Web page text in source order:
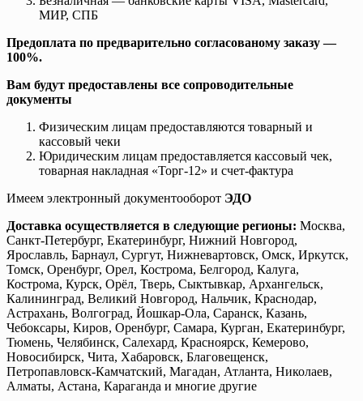
МИР, СПБ
Предоплата по предварительно согласованому заказу —
100%.
Вам будут предоставлены все сопроводительные
документы
Физическим лицам предоставляются товарный и
кассовый чеки
Юридическим лицам предоставляется кассовый чек,
товарная накладная «Торг-12» и счет-фактура
Имеем электронный документооборот ЭДО
Доставка осуществляется в следующие регионы: Москва,
Санкт-Петербург, Екатеринбург, Нижний Новгород,
Ярославль, Барнаул, Сургут, Нижневартовск, Омск, Иркутск,
Томск, Оренбург, Орел, Кострома, Белгород, Калуга,
Кострома, Курск, Орёл, Тверь, Сыктывкар, Архангельск,
Калининград, Великий Новгород, Нальчик, Краснодар,
Астрахань, Волгоград, Йошкар-Ола, Саранск, Казань,
Чебоксары, Киров, Оренбург, Самара, Курган, Екатеринбург,
Тюмень, Челябинск, Салехард, Красноярск, Кемерово,
Новосибирск, Чита, Хабаровск, Благовещенск,
Петропавловск-Камчатский, Магадан, Атланта, Николаев,
Алматы, Астана, Караганда и многие другие